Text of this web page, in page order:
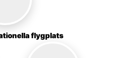
flygplats